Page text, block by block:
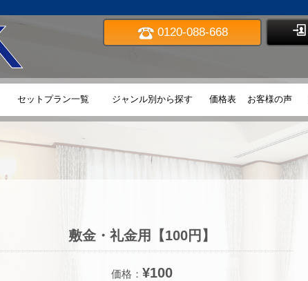
0120-088-668
TOPセットプラン一覧 ジャンル別から探す 価格表 お客様の声
敷金・礼金用【100円】
価格： ¥100